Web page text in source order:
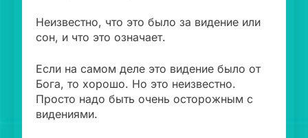
Неизвестно, что это было за видение или
сон, и что это означает.
Если на самом деле это видение было от
Бога, то хорошо. Но это неизвестно.
Просто надо быть очень осторожным с
видениями.